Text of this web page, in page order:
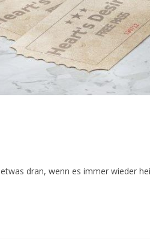
dran, wenn es immer wieder